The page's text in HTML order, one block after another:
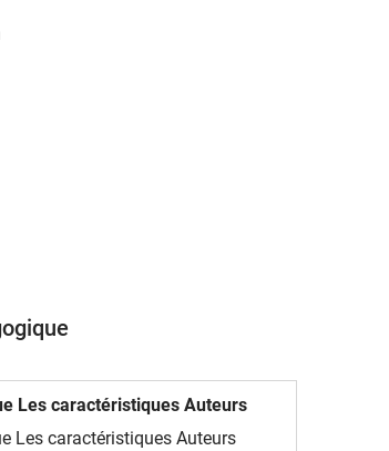
Les caractéristiques Auteurs
Les caractéristiques Auteurs